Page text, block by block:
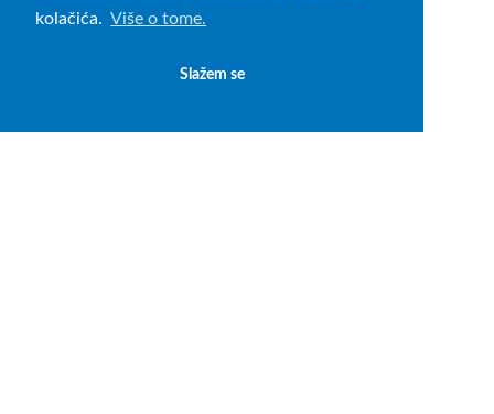
kolačića. Više o tome.
Slažem se